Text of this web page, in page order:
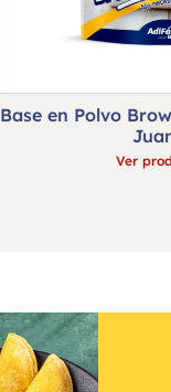
Base en Polvo
Ver